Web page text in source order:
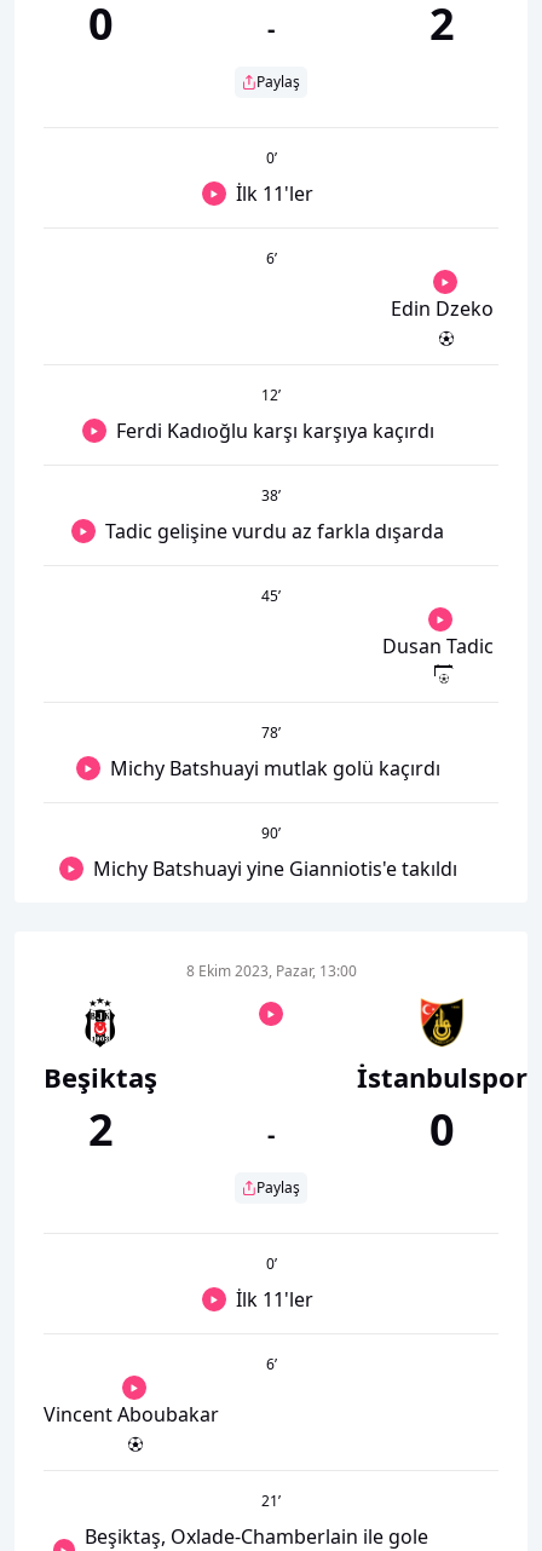
0 -
Paylaş
2
0’
İlk 11'ler
6’
Edin Dzeko
12’
Ferdi Kadıoğlu karşı karşıya kaçırdı
38’
Tadic gelişine vurdu az farkla dışarda
45’
Dusan Tadic
78’
Michy Batshuayi mutlak golü kaçırdı
90’
Michy Batshuayi yine Gianniotis'e takıldı
Beşiktaş
2
8 Ekim 2023, Pazar, 13:00
-
Paylaş
İstanbulspor
0
0’
İlk 11'ler
6’
Vincent Aboubakar
21’
Beşiktaş, Oxlade-Chamberlain ile gole